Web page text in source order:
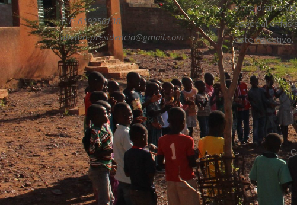
TLF: 619250138
abenin.presidencia@gmail.com
a mejorar la
especial
este colectivo.